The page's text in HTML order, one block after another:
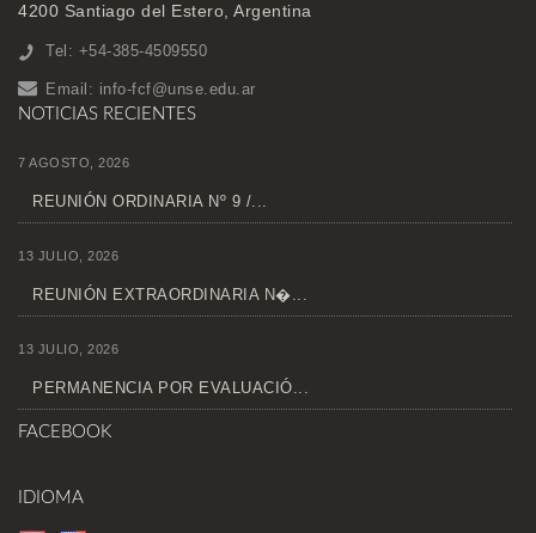
4200 Santiago del Estero, Argentina
Tel: +54-385-4509550
Email: info-fcf@unse.edu.ar
NOTICIAS RECIENTES
7 AGOSTO, 2026
REUNIÓN ORDINARIA Nº 9 /...
13 JULIO, 2026
REUNIÓN EXTRAORDINARIA N�...
13 JULIO, 2026
PERMANENCIA POR EVALUACIÓ...
FACEBOOK
IDIOMA